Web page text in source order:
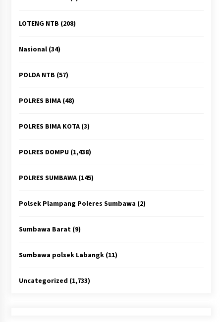
LOTENG NTB (208)
Nasional(34)
POLDA NTB (57)
POLRES BIMA(48)
POLRES BIMA KOTA(3)
POLRES DOMPU(1,438)
POLRES SUMBAWA(145)
Polsek Plampang Poleres Sumbawa (2)
Sumbawa Barat(9)
Sumbawa polsek Labangk(11)
Uncategorized (1,733)